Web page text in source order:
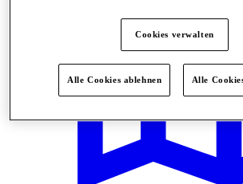
Cookies verwalten
Alle Cookies ablehnen Alle